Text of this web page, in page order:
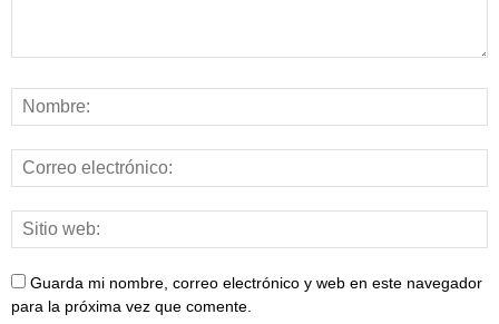
Guarda mi nombre, correo electrónico y web en este navegador
para la próxima vez que comente.